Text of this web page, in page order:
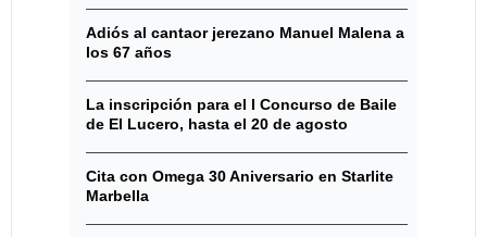
Adiós al cantaor jerezano Manuel Malena a
los 67 años
La inscripción para el I Concurso de Baile
de El Lucero, hasta el 20 de agosto
Cita con Omega 30 Aniversario en Starlite
Marbella